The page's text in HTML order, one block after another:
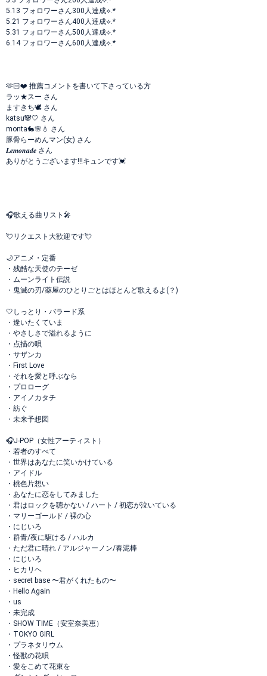
5.13 フォロワーさん300人達成⟡.*
5.21 フォロワーさん400人達成⟡.*
5.31 フォロワーさん500人達成⟡.*
6.14 フォロワーさん600人達成⟡.*
‪🫶🏻︎‪❤️ 推薦コメントを書いて下さっている方
ラッ★スー さん
ますきち🕊️ さん
katsu🐼🤍 さん
monta🐇🌸💧 さん
豚骨らーめんマン(女) さん
𝑳𝒆𝒎𝒐𝒏𝒂𝒅𝒆 さん
ありがとうございます!!!キュンです💓
🎧歌える曲リスト🎤
💘リクエスト大歓迎です💘
🌙アニメ・定番
・残酷な天使のテーゼ
・ムーンライト伝説
・鬼滅の刃/薬屋のひとりごとはほとんど歌えるよ(？)
🤍しっとり・バラード系
・逢いたくていま
・やさしさで溢れるように
・点描の唄
・サザンカ
・First Love
・それを愛と呼ぶなら
・プロローグ
・アイノカタチ
・紡ぐ
・未来予想図
🎧J-POP（女性アーティスト）
・若者のすべて
・世界はあなたに笑いかけている
・アイドル
・桃色片想い
・あなたに恋をしてみました
・君はロックを聴かない / ハート / 初恋が泣いている
・マリーゴールド / 裸の心
・にじいろ
・群青/夜に駆ける / ハルカ
・ただ君に晴れ / アルジャーノン/春泥棒
・にじいろ
・ヒカリヘ
・secret base 〜君がくれたもの〜
・Hello Again
・us
・未完成
・SHOW TIME（安室奈美恵）
・TOKYO GIRL
・プラネタリウム
・怪獣の花唄
・愛をこめて花束を